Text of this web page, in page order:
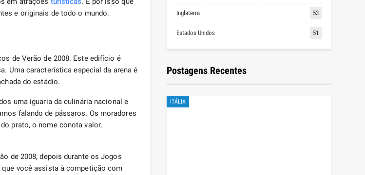
e originais de todo o mundo.
de Verão de 2008. Este edifício é
Uma característica especial da arena é
do estádio.
uma iguaria da culinária nacional e
falando de pássaros. Os moradores
prato, o nome conota valor,
de 2008, depois durante os Jogos
você assista à competição com
Inglaterra 53
Estados Unidos 51
Postagens Recentes
ITÁLIA